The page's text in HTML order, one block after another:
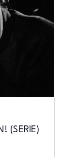
(SERIE)